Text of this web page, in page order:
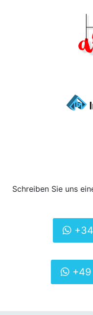
Schreiben Sie uns
+49